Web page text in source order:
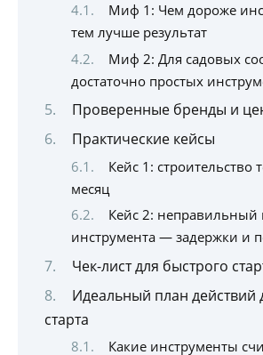
Миф 1: Чем дороже
тем лучше результат
Миф 2: Для садовых
достаточно простых
Проверенные бренды и
Практические кейсы
Кейс 1: строительство
месяц
Кейс 2: неправильный
инструмента — задержки и
Чек-лист для быстрого
Идеальный план действий
старта
Какие инструменты